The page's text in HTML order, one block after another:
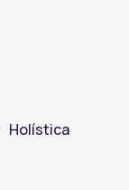
Holística